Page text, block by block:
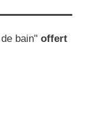
bain" offert